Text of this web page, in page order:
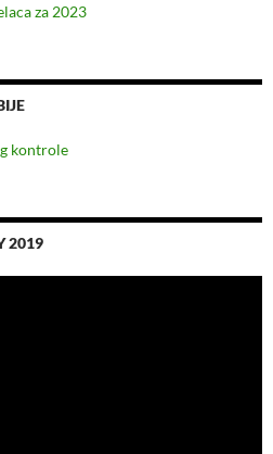
za 2023
kontrole
2019